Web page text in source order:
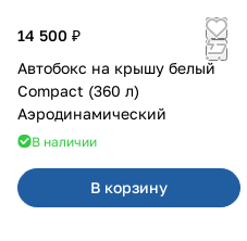
14 500 ₽
Автобокс на крышу белый
Compact (360 л)
Аэродинамический
В наличии
В корзину